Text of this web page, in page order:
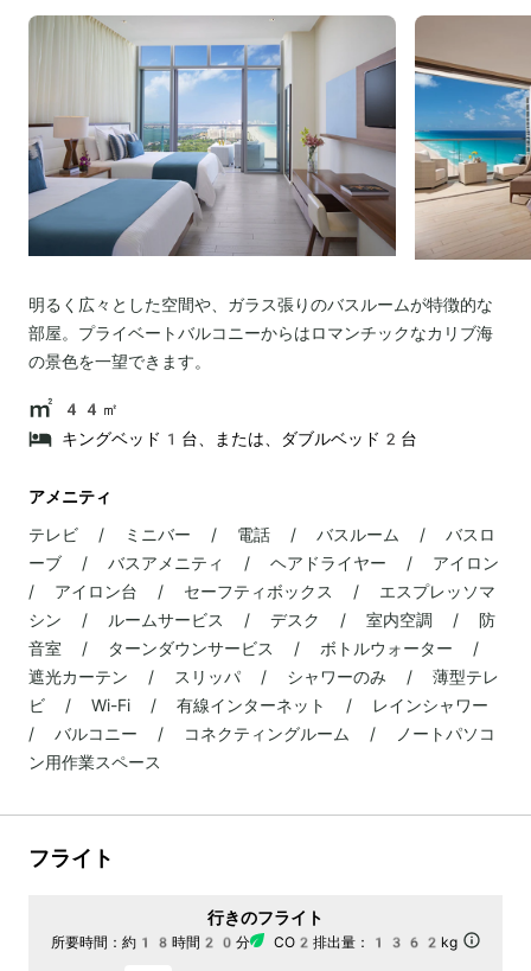
明るく広々とした空間や、ガラス張りのバスルームが特徴的な
部屋。プライベートバルコニーからはロマンチックなカリブ海
の景色を一望できます。
44㎡
キングベッド1台、または、ダブルベッド2台
アメニティ
テレビ / ミニバー / 電話 / バスルーム / バスロ
ーブ / バスアメニティ / ヘアドライヤー / アイロン
/ アイロン台 / セーフティボックス / エスプレッソマ
シン / ルームサービス / デスク / 室内空調 / 防
音室 / ターンダウンサービス / ボトルウォーター /
遮光カーテン / スリッパ / シャワーのみ / 薄型テレ
ビ / Wi-Fi / 有線インターネット / レインシャワー
/ バルコニー / コネクティングルーム / ノートパソコ
ン用作業スペース
フライト
行きのフライト
所要時間： 約18時間20分 CO2排出量： 1362kg